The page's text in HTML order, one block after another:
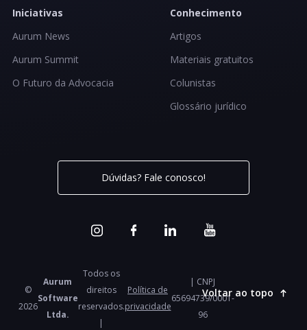
Iniciativas
Aurum News
Aurum Summit
O Futuro da Advocacia
Conhecimento
Artigos
Materiais gratuitos
Colunistas
Glossário jurídico
Dúvidas? Fale conosco!
©
2026
Aurum
Software
Ltda.
Todos os
direitos
reservados.
|
Política de
privacidade
| CNPJ
65694739/0001-
96
Voltar ao topo